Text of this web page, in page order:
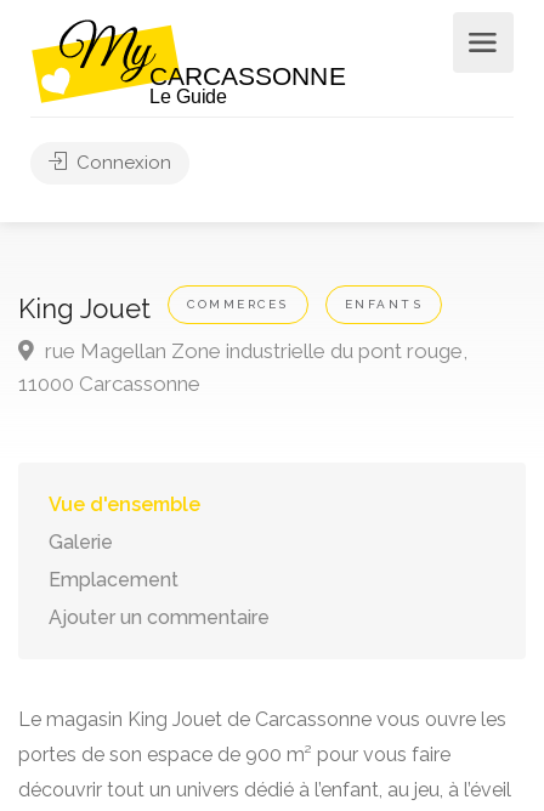
Connexion
King Jouet COMMERCES ENFANTS
rue Magellan Zone industrielle du pont rouge,
11000 Carcassonne
Vue d'ensemble
Galerie
Emplacement
Ajouter un commentaire
Le magasin King Jouet de Carcassonne vous ouvre les
portes de son espace de 900 m² pour vous faire
découvrir tout un univers dédié à l’enfant, au jeu, à l’éveil